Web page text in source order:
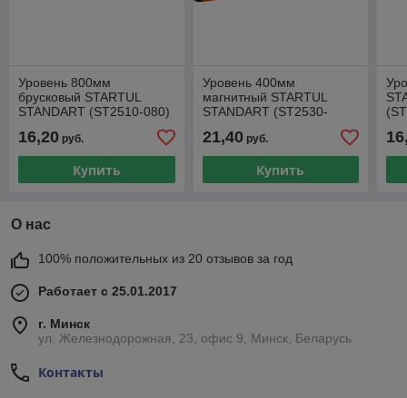
Уровень 800мм
брусковый STARTUL
STANDART (ST2510-080)
16,20 руб.
Купить
Уровень 400мм
магнитный STARTUL
STANDART (ST2530-
21,40руб.
Купить
О нас
100% положительных из 20 отзывов за год
Работает с 25.01.2017
г. Минск
ул. Железнодорожная, 23, офис 9, Минск, Беларусь
Контакты